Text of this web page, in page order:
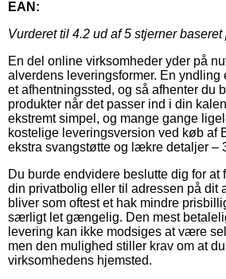
EAN:
Vurderet til 4.2 ud af 5 stjerner baseret
En del online virksomheder yder på
alverdens leveringsformer. En yndling
et afhentningssted, og så afhenter du
produkter når det passer ind i din
ekstremt simpel, og mange gange
kostelige leveringsversion ved køb af
ekstra svangstøtte og lækre detaljer –
Du burde endvidere beslutte dig for at
din privatbolig eller til adressen på dit
bliver som oftest et hak mindre
særligt let gængelig. Den mest
levering kan ikke modsiges at være
men den mulighed stiller krav om at
virksomhedens hjemsted.